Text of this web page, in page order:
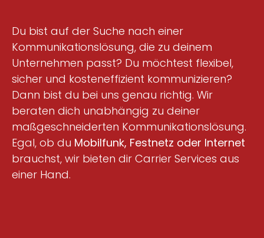
Du bist auf der Suche nach einer
Kommunikationslösung, die zu deinem
Unternehmen passt? Du möchtest flexibel,
sicher und kosteneffizient kommunizieren?
Dann bist du bei uns genau richtig. Wir
beraten dich unabhängig zu deiner
maßgeschneiderten Kommunikationslösung.
Egal, ob du Mobilfunk, Festnetz oder Internet
brauchst, wir bieten dir Carrier Services aus
einer Hand.